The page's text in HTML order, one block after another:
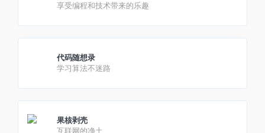
享受编程和技术带来的乐趣
代码随想录
学习算法不迷路
果核剥壳
互联网的净土